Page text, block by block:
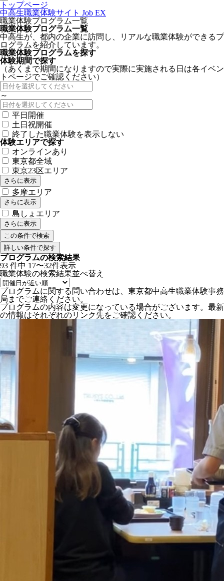
トップページ
中高生職業体験サイト Job EX
職業体験プログラム一覧
職業体験プログラム一覧
中高生が、都内の企業に訪問し、リアルな職業体験ができるプ
ログラムを紹介しています。
職業体験プログラムを探す
体験期間で探す
（あくまで期間になりますので実際に実施される日は各イベン
トページでご確認ください）
～
平日開催
土日祝開催
終了した職業体験を表示しない
体験エリアで探す
オンラインあり
東京都全域
東京23区エリア
さらに表示
多摩エリア
さらに表示
島しょエリア
さらに表示
詳しい条件で探す
プログラムの検索結果
93 件中 17〜32件表示
職業体験の検索結果並べ替え
プログラムに関する問い合わせは、東京都中高生職業体験事務
局までご連絡ください。
プログラムの内容は変更になっている場合がございます。最新
の情報はそれぞれのリンク先をご確認ください。